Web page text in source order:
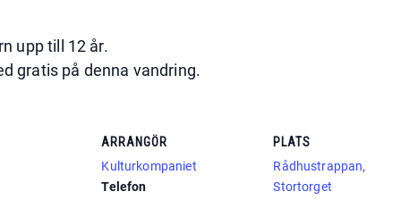
upp till 12 år.
gratis på denna vandring.
ARRANGÖR
Kulturkompaniet
Telefon
PLATS
Rådhustrappan,
Stortorget